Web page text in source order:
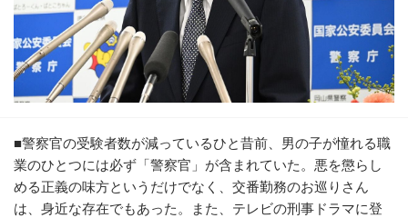
■警察官の受験者数が減っているひと昔前、男の子が憧れる職
業のひとつには必ず「警察官」が含まれていた。悪を懲らし
める正義の味方というだけでなく、交番勤務のお巡りさん
は、身近な存在でもあった。また、テレビの刑事ドラマに登